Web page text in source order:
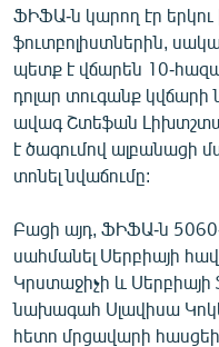
«Ազատության» բոլոր
ՖԻՖԱ-ն կարող էր
ֆուտբոլիստներին,
պետք է վճարեն 10-
դոլար տուգանք
ավագ Շտեֆան
է ծագումով ալբանացի
տոնել նվաճումը:
Բացի այդ, ՖԻՖԱ-ն
սահմանել Սերբիայի
Կրստաջիչի և Սերբիայի
նախագահ Սլավիսա
հետո մրցավարի